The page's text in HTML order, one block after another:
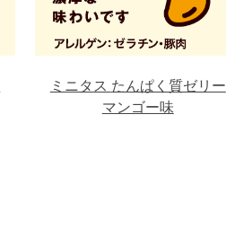
ミニタス たんぱく質ゼリー
マンゴー味